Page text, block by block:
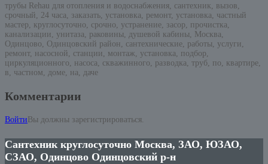
трубы Rehau для отопления и водоснабжения, сантехник, вызов,
срочный, 24 часа, заказать, установка, ремонт, установка, частный
мастер, круглосуточно, срочно, устранение, засор, прочистка,
канализации, унитаза, раковины, душевой кабины, Москва,
Одинцово, Одинцовский район, сантехнические, работы, услуги,
ремонт, насосной, станции, монтаж, установка, подбор,
циркуляционного, насоса, скважинного, разводка, труб, по, квартире,
в, частном, доме, на, даче
Комментарии
ВойтиВы должны зарегистрироваться.
Сантехник круглосуточно Москва, ЗАО, ЮЗАО,
СЗАО, Одинцово Одинцовский р-н